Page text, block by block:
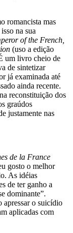
romancista mas
na sua
of the French,
(uso a edição
um livro cheio de
de sintetizar
já examinada até
ainda recente.
reconstituição dos
graúdos
justamente nas
de la France
gosto o melhor
As idéias
de ter ganho a
dominante”.
apressar o suicídio
aplicadas com